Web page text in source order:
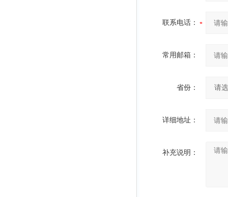
联系电话：
常用邮箱：
省份：
详细地址：
补充说明：